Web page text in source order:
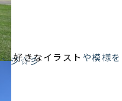
好きなイラスト や模様を
ンジ☆彡